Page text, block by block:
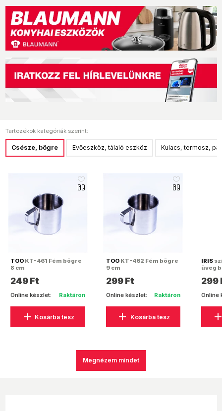
Tartozékok kategóriák szerint:
Csésze, bögre Evőeszköz, tálaló eszköz Kulacs, termosz,
like_16
TOO KT-461 Fém bögre
8 cm
249 Ft
Online készlet: Raktáron
Kosárba tesz
like_16
TOOKT-462 Fém bögre
9 cm
299 Ft
Online készlet: Raktáron
Kosárba tesz
IRIS
üveg
299
Online
Megnézem mindet